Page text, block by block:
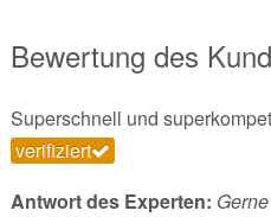
Bewertung des
Superschnell und
verifiziert
Antwort des Experten: